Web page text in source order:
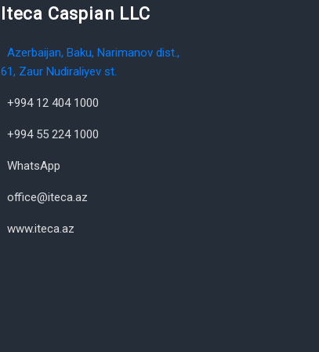
Iteca Caspian LLC
Azerbaijan, Baku, Narimanov dist.,
61, Zaur Nudiraliyev st.
+994 12 404 1000
+994 55 224 1000
WhatsApp
office@iteca.az
www.iteca.az